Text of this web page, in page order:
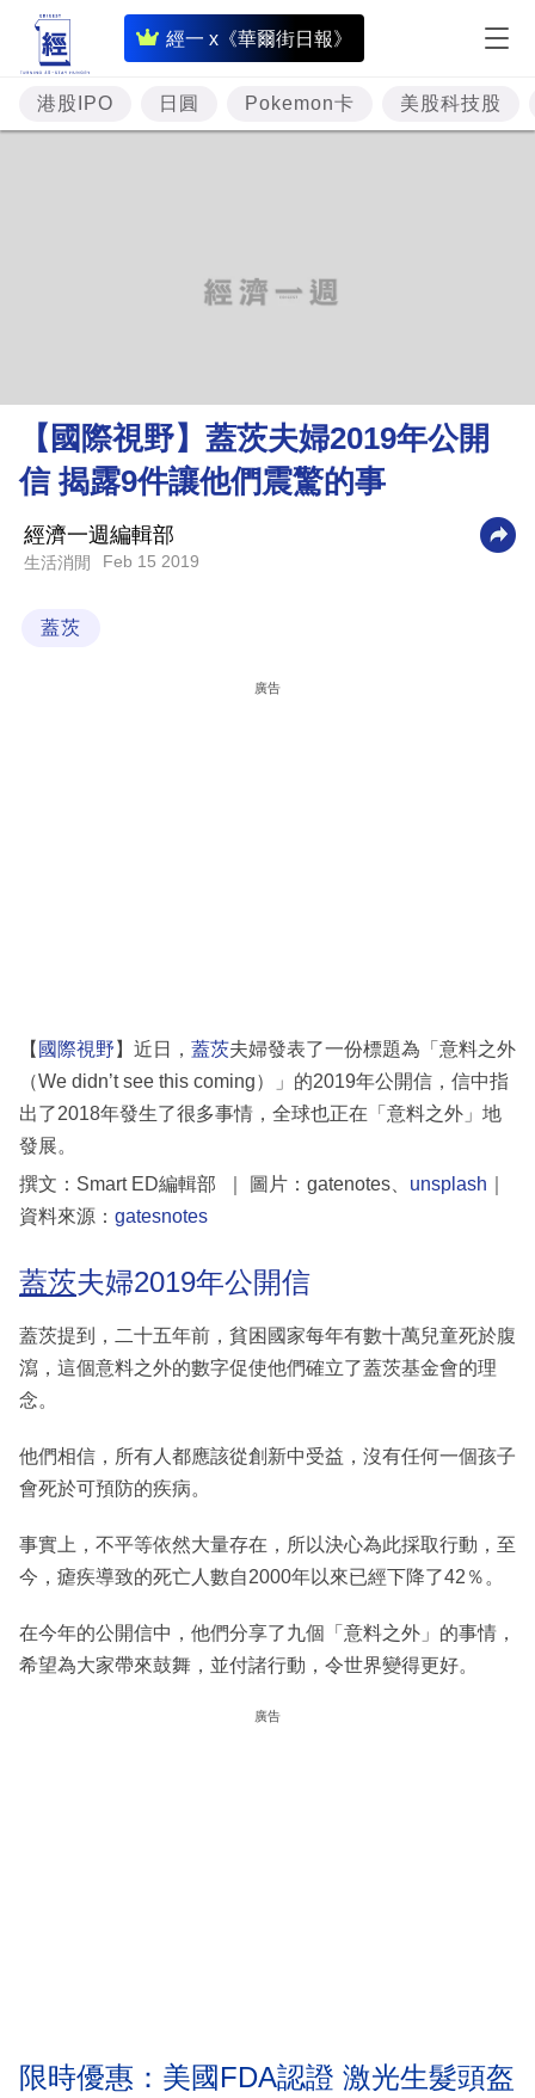
經一 x《華爾街日報》
即
時
財
經
理
財
商
業
科
區
港股IPO 日圓 Pokemon卡 美股科技股
【國際視野】蓋茨夫婦2019年公開
信 揭露9件讓他們震驚的事
經濟一週編輯部
生活消閒 Feb 15 2019
蓋茨
廣告
【 國際視野 】近日， 蓋茨夫婦發表了一份標題為「意料之外
（We didn’t see this coming）」的2019年公開信，信中指
出了2018年發生了很多事情，全球也正在「意料之外」地
發展。
撰文：Smart ED編輯部 ｜ 圖片：gatenotes、 unsplash
資料來源： gatesnotes
蓋茨夫婦2019年公開信
蓋茨提到，二十五年前，貧困國家每年有數十萬兒童死於腹
瀉，這個意料之外的數字促使他們確立了蓋茨基金會的理
念。
他們相信，所有人都應該從創新中受益，沒有任何一個孩子
會死於可預防的疾病。
事實上，不平等依然大量存在，所以決心為此採取行動，至
今，瘧疾導致的死亡人數自2000年以來已經下降了42％。
在今年的公開信中，他們分享了九個「意料之外」的事情，
希望為大家帶來鼓舞，並付諸行動，令世界變得更好。
廣告
限時優惠：美國FDA認證 激光生髮頭盔